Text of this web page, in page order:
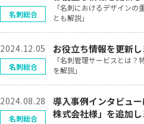
「名刺におけるデザイン
とも解説」
名刺総合
2024.12.05 お役立ち情報を更新し
「名刺管理サービスとは
を解説」
名刺総合
2024.08.28
導入事例インタビュ
株式会社様」を追加し
名刺総合